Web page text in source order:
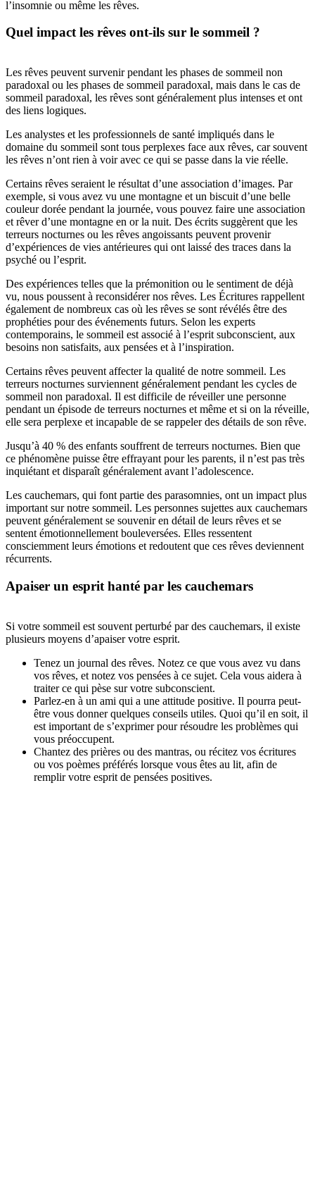
l’insomnie ou même les rêves.
Quel impact les rêves ont-ils sur le sommeil ?
Les rêves peuvent survenir pendant les phases de sommeil non
paradoxal ou les phases de sommeil paradoxal, mais dans le cas de
sommeil paradoxal, les rêves sont généralement plus intenses et ont
des liens logiques.
Les analystes et les professionnels de santé impliqués dans le
domaine du sommeil sont tous perplexes face aux rêves, car souvent
les rêves n’ont rien à voir avec ce qui se passe dans la vie réelle.
Certains rêves seraient le résultat d’une association d’images. Par
exemple, si vous avez vu une montagne et un biscuit d’une belle
couleur dorée pendant la journée, vous pouvez faire une association
et rêver d’une montagne en or la nuit. Des écrits suggèrent que les
terreurs nocturnes ou les rêves angoissants peuvent provenir
d’expériences de vies antérieures qui ont laissé des traces dans la
psyché ou l’esprit.
Des expériences telles que la prémonition ou le sentiment de déjà
vu, nous poussent à reconsidérer nos rêves. Les Écritures rappellent
également de nombreux cas où les rêves se sont révélés être des
prophéties pour des événements futurs. Selon les experts
contemporains, le sommeil est associé à l’esprit subconscient, aux
besoins non satisfaits, aux pensées et à l’inspiration.
Certains rêves peuvent affecter la qualité de notre sommeil. Les
terreurs nocturnes surviennent généralement pendant les cycles de
sommeil non paradoxal. Il est difficile de réveiller une personne
pendant un épisode de terreurs nocturnes et même et si on la réveille,
elle sera perplexe et incapable de se rappeler des détails de son rêve.
Jusqu’à 40 % des enfants souffrent de terreurs nocturnes. Bien que
ce phénomène puisse être effrayant pour les parents, il n’est pas très
inquiétant et disparaît généralement avant l’adolescence.
Les cauchemars, qui font partie des parasomnies, ont un impact plus
important sur notre sommeil. Les personnes sujettes aux cauchemars
peuvent généralement se souvenir en détail de leurs rêves et se
sentent émotionnellement bouleversées. Elles ressentent
consciemment leurs émotions et redoutent que ces rêves deviennent
récurrents.
Apaiser un esprit hanté par les cauchemars
Si votre sommeil est souvent perturbé par des cauchemars, il existe
plusieurs moyens d’apaiser votre esprit.
Tenez un journal des rêves. Notez ce que vous avez vu dans
vos rêves, et notez vos pensées à ce sujet. Cela vous aidera à
traiter ce qui pèse sur votre subconscient.
Parlez-en à un ami qui a une attitude positive. Il pourra peut-
être vous donner quelques conseils utiles. Quoi qu’il en soit, il
est important de s’exprimer pour résoudre les problèmes qui
vous préoccupent.
Chantez des prières ou des mantras, ou récitez vos écritures
ou vos poèmes préférés lorsque vous êtes au lit, afin de
remplir votre esprit de pensées positives.